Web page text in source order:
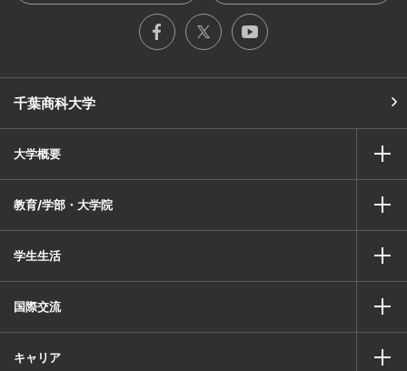
千葉商科大学
大学概要
教育/学部・大学院
学生生活
国際交流
キャリア